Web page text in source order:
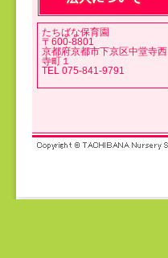
たちばな保育園
〒600-8801
京都府京都市下京区中堂寺西
寺町１
TEL 075-841-9791